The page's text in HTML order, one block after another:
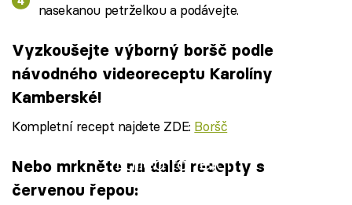
nasekanou petrželkou a podávejte.
Vyzkoušejte výborný boršč podle
návodného videoreceptu Karolíny
Kamberské!
Kompletní recept najdete ZDE: Boršč
Failed to fetch
Nebo mrkněte na další recepty s
červenou řepou: